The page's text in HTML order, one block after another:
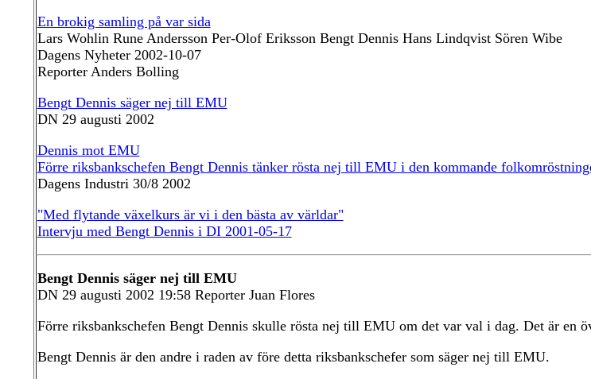
En brokig samling på var sida
Lars Wohlin Rune Andersson Per-Olof Eriksson Bengt Dennis Hans Lindqvist Sören Wibe
Dagens Nyheter 2002-10-07
Reporter Anders Bolling
Bengt Dennis säger nej till EMU
DN 29 augusti 2002
Dennis mot EMU
Förre riksbankschefen Bengt Dennis tänker rösta nej till EMU i den kommande
Dagens Industri 30/8 2002
"Med flytande växelkurs är vi i den bästa av världar"
Intervju med Bengt Dennis i DI 2001-05-17
Bengt Dennis säger nej till EMU
DN 29 augusti 2002 19:58 Reporter Juan Flores
Förre riksbankschefen Bengt Dennis skulle rösta nej till EMU om det var val i dag. Det är en
Bengt Dennis är den andre i raden av före detta riksbankschefer som säger nej till EMU.